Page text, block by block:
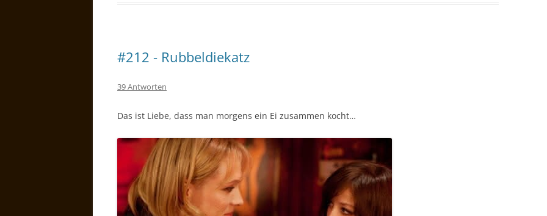
#212 - Rubbeldiekatz
39 Antworten
Das ist Liebe, dass man morgens ein Ei zusammen kocht…